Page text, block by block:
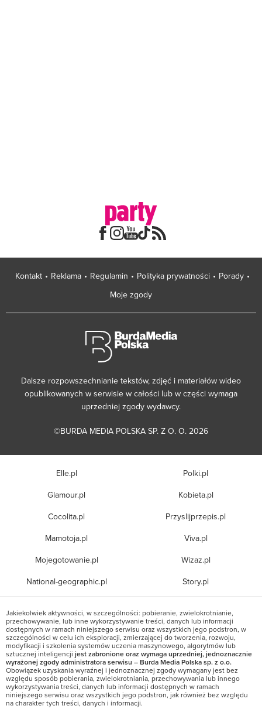
Kontakt Reklama Regulamin Polityka prywatności
Porady
Moje zgody
Dalsze rozpowszechnianie tekstów, zdjęć i materiałów wideo
opublikowanych w serwisie w całości lub w części wymaga
uprzedniej zgody wydawcy.
©BURDA MEDIA POLSKA SP. Z O. O. 2026
Elle.pl
Glamour.pl
Cocolita.pl
Mamotoja.pl
Mojegotowanie.pl
National-geographic.pl
Polki.pl
Kobieta.pl
Przyslijprzepis.pl
Viva.pl
Wizaz.pl
Story.pl
Jakiekolwiek aktywności, w szczególności: pobieranie, zwielokrotnianie,
przechowywanie, lub inne wykorzystywanie treści, danych lub informacji
dostępnych w ramach niniejszego serwisu oraz wszystkich jego podstron, w
szczególności w celu ich eksploracji, zmierzającej do tworzenia, rozwoju,
modyfikacji i szkolenia systemów uczenia maszynowego, algorytmów lub
sztucznej inteligencji jest zabronione oraz wymaga uprzedniej, jednoznacznie
wyrażonej zgody administratora serwisu – Burda Media Polska sp. z o.o.
Obowiązek uzyskania wyraźnej i jednoznacznej zgody wymagany jest bez
względu sposób pobierania, zwielokrotniania, przechowywania lub innego
wykorzystywania treści, danych lub informacji dostępnych w ramach
niniejszego serwisu oraz wszystkich jego podstron, jak również bez względu
na charakter tych treści, danych i informacji.